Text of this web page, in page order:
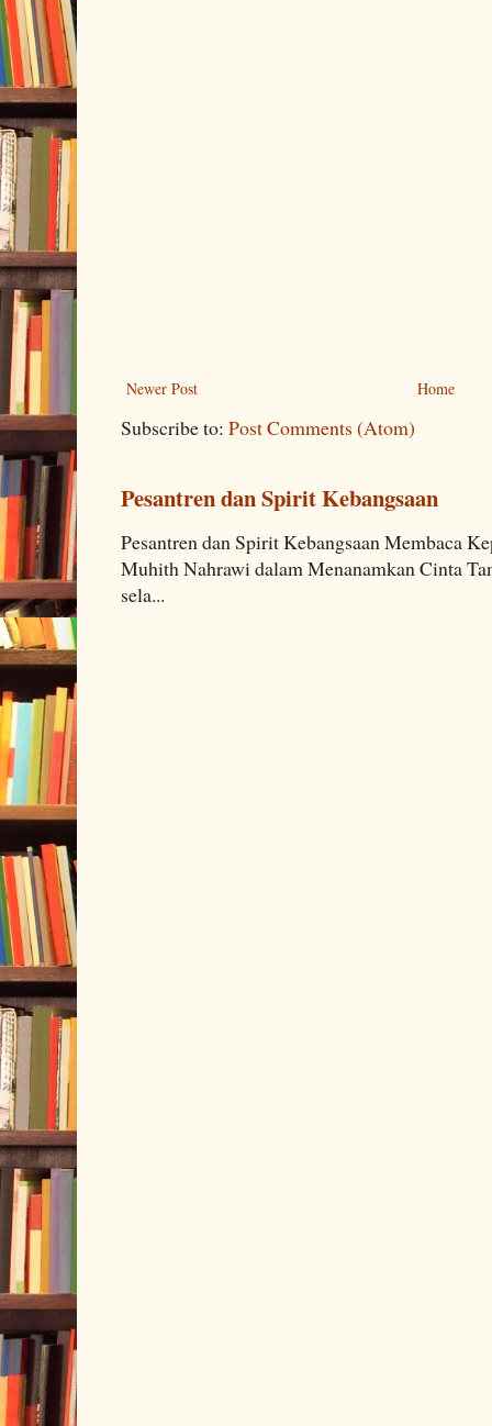
Newer Post Home
Subscribe to: Post Comments (Atom)
Pesantren dan Spirit Kebangsaan
Pesantren dan Spirit Kebangsaan Membaca
Muhith Nahrawi dalam Menanamkan Cinta
sela...